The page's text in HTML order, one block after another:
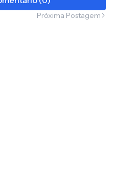
Próxima Postagem